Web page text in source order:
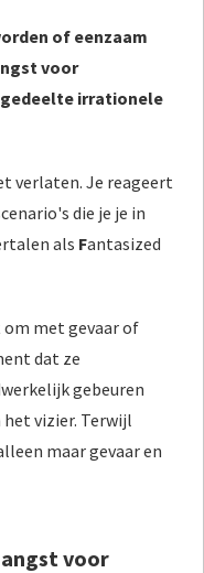
of eenzaam
voor
irrationele
verlaten. Je reageert
die je je in
als Fantasized
om met gevaar of
dat ze
gebeuren
vizier. Terwijl
maar gevaar en
voor